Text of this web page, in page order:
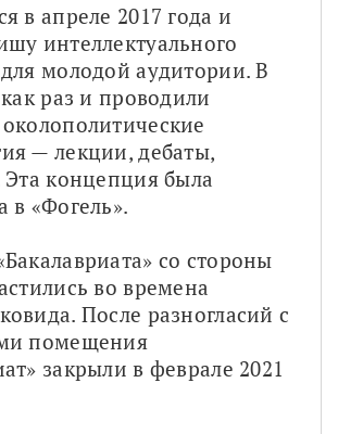
в апреле 2017 года и
интеллектуального
молодой аудитории. В
раз и проводили
— лекции, дебаты,
Эта концепция была
в «Фогель».
со стороны
во времена
После разногласий с
помещения
закрыли в феврале 2021